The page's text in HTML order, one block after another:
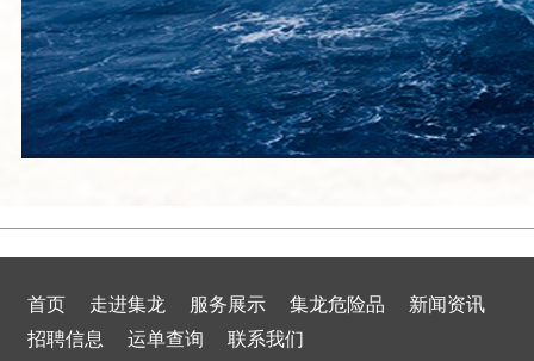
首页 走进集龙 服务展示 集龙危险品
新闻资讯
招聘信息
运单查询 联系我们